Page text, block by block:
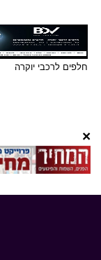
חלפים לרכבי יוקרה
×